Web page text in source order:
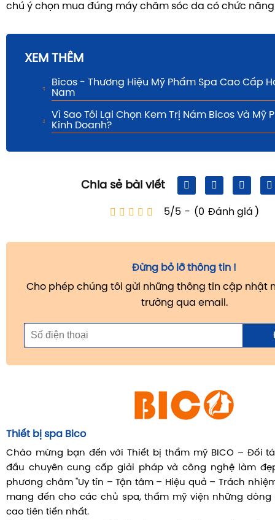
chú ý chọn mua đúng máy chăm sóc da có chức năng
XEM THÊM
Bicos - Thương Hiệu Mỹ Phẩm Spa Cao Cấp
Nam
Vì Sao Tôi Lại Chọn Kem Trị Nám Bicos Và Mỹ
Kinh Doanh?
Chia sẻ bài viết
5/5 - (0 Đánh giá )
Đừng bỏ lỡ thông tin !
Cho phép chúng tôi gửi những thông tin cập nhật
trường qua email.
Thiết bị spa Bico
Chào mừng bạn đến với Thiết bị thẩm mỹ BICO – Đối
đầu chuyên cung cấp giải pháp và công nghệ làm
phương châm "Uy tín – Tận tâm – Hiệu quả – Trách
mang đến cho các chủ spa, thẩm mỹ viện những
cao tiên tiến nhất.